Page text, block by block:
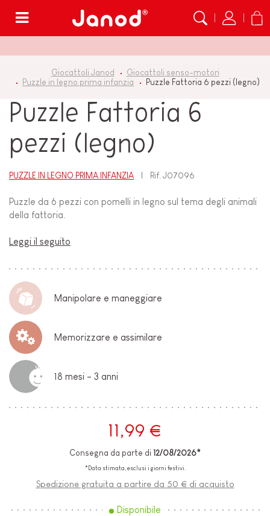
Giocattoli Janod
Giocattoli senso-motori
Puzzle in legno prima infanzia
Puzzle Fattoria 6 pezzi (legno)
Puzzle Fattoria 6
pezzi (legno)
PUZZLE IN LEGNO PRIMA INFANZIA Rif.J07096
Puzzle da 6 pezzi con pomelli in legno sul tema degli animali
della fattoria.
Leggi il seguito
Manipolare e maneggiare
Memorizzare e assimilare
18 mesi - 3 anni
11,99 €
Consegna da parte di 12/08/2026*
*Data stimata, esclusi i giorni festivi.
Spedizione gratuita a partire da 50 € di acquisto
Disponibile